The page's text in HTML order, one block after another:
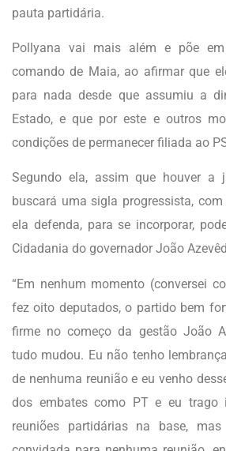
pauta partidária.
Pollyana vai mais além e põe
comando de Maia, ao afirmar que
para nada desde que assumiu a
Estado, e que por este e outros
condições de permanecer filiada ao
Segundo ela, assim que houver a
buscará uma sigla progressista,
ela defenda, para se incorporar,
Cidadania do governador João
“Em nenhum momento (conversei
fez oito deputados, o partido bem
firme no começo da gestão João
tudo mudou. Eu não tenho
de nenhuma reunião e eu venho
dos embates como PT e eu trago
reuniões partidárias na base,